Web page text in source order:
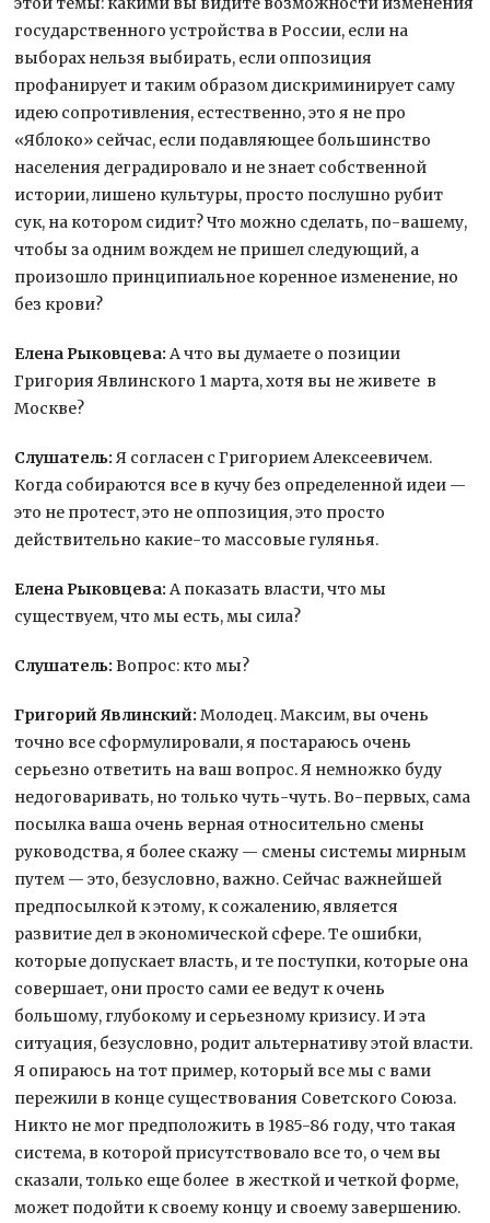
государственного устройства в России, если на
выборах нельзя выбирать, если оппозиция
профанирует и таким образом дискриминирует саму
идею сопротивления, естественно, это я не про
«Яблоко» сейчас, если подавляющее большинство
населения деградировало и не знает собственной
истории, лишено культуры, просто послушно рубит
сук, на котором сидит? Что можно сделать, по-вашему,
чтобы за одним вождем не пришел следующий, а
произошло принципиальное коренное изменение, но
без крови?
Елена Рыковцева: А что вы думаете о позиции
Григория Явлинского 1 марта, хотя вы не живете в
Москве?
Слушатель:Я согласен с Григорием Алексеевичем.
Когда собираются все в кучу без определенной идеи —
это не протест, это не оппозиция, это просто
действительно какие-то массовые гулянья.
Елена Рыковцева: А показать власти, что мы
существуем, что мы есть, мы сила?
Слушатель:Вопрос: кто мы?
Григорий Явлинский:Молодец. Максим, вы очень
точно все сформулировали, я постараюсь очень
серьезно ответить на ваш вопрос. Я немножко буду
недоговаривать, но только чуть-чуть. Во-первых, сама
посылка ваша очень верная относительно смены
руководства, я более скажу — смены системы мирным
путем — это, безусловно, важно. Сейчас важнейшей
предпосылкой к этому, к сожалению, является
развитие дел в экономической сфере. Те ошибки,
которые допускает власть, и те поступки, которые она
совершает, они просто сами ее ведут к очень
большому, глубокому и серьезному кризису. И эта
ситуация, безусловно, родит альтернативу этой власти.
Я опираюсь на тот пример, который все мы с вами
пережили в конце существования Советского Союза.
Никто не мог предположить в 1985-86 году, что такая
система, в которой присутствовало все то, о чем вы
сказали, только еще более в жесткой и четкой форме,
может подойти к своему концу и своему завершению.